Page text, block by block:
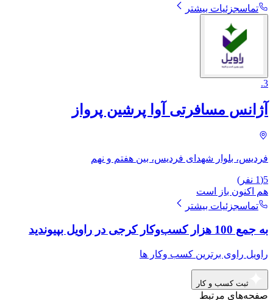
تماسجزئیات بیشتر
3
.
آژانس مسافرتی آوا پرشین پرواز
فردیس، بلوار شهدای فردیس، بین هفتم و نهم
5
(
1 نفر)
هم اکنون باز است
تماسجزئیات بیشتر
به جمع 100 هزار کسب‌وکار کرجی در راویل بپیوندید
راویل راوی برترین کسب وکار ها
ثبت کسب و کار
صفحه‌های مرتبط